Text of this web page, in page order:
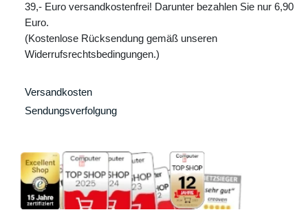
39,- Euro versandkostenfrei! Darunter bezahlen Sie nur 6,90
Euro.
(Kostenlose Rücksendung gemäß unseren
Widerrufsrechtsbedingungen.)
Versandkosten
Sendungsverfolgung